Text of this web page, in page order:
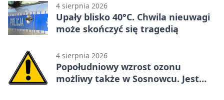
4 sierpnia 2026
Upały blisko 40°C. Chwila nieuwagi
może skończyć się tragedią
4 sierpnia 2026
Popołudniowy wzrost ozonu
możliwy także w Sosnowcu. Jest